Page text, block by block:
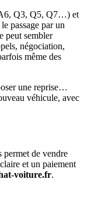
Q3, Q5, Q7…) et
passage par un
peut sembler
négociation,
même des
une reprise…
véhicule, avec
permet de vendre
et un paiement
voiture.fr.